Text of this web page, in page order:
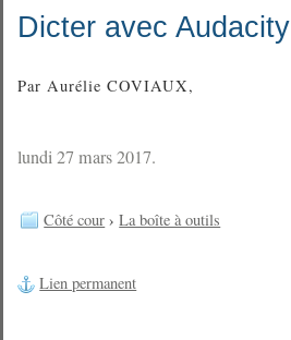
Dicter avec Audacity
Par Aurélie COVIAUX,
lundi 27 mars 2017.
Côté cour ›La boîte à outils
Lien permanent